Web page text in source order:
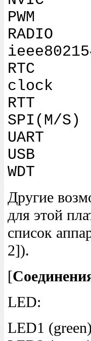
PWM
RADIO
RTC
clock
RTT
SPI(M/
UART
USB
WDT
Другие
для этой
список
2]).
[
LED:
LED1